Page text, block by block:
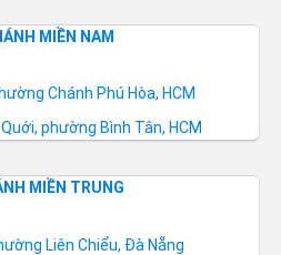
MIỀN NAM
Chánh Phú Hòa, HCM
phường Bình Tân, HCM
MIỀN TRUNG
Liên Chiểu, Đà Nẵng